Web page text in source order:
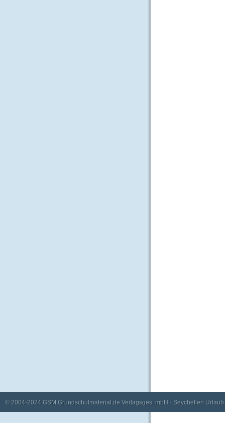
© 2004-2024 GSM Grundschulmaterial.de Verlagsges. mbH · Seychellen Urlaub